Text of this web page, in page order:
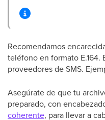
Recomendamos
teléfono en formato E.164.
proveedores de SMS.
Asegúrate de que tu
preparado, con
coherente, para llevar a